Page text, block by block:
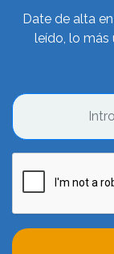
Date de alta
leído, lo más